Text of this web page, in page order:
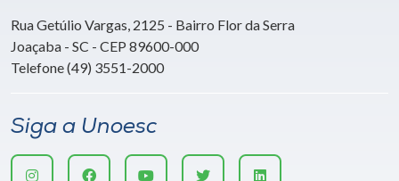
Rua Getúlio Vargas, 2125 - Bairro Flor da Serra
Joaçaba - SC - CEP 89600-000
Telefone (49) 3551-2000
Siga a Unoesc